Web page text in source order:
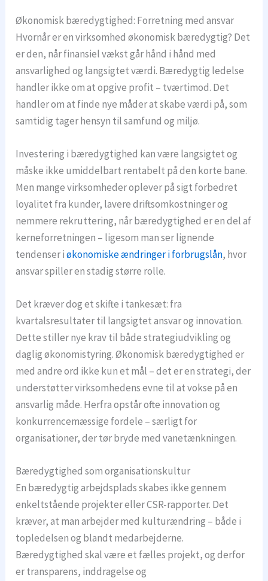
Økonomisk bæredygtighed: Forretning med ansvar
Hvornår er en virksomhed økonomisk bæredygtig? Det
er den, når finansiel vækst går hånd i hånd med
ansvarlighed og langsigtet værdi. Bæredygtig ledelse
handler ikke om at opgive profit – tværtimod. Det
handler om at finde nye måder at skabe værdi på, som
samtidig tager hensyn til samfund og miljø.
Investering i bæredygtighed kan være langsigtet og
måske ikke umiddelbart rentabelt på den korte bane.
Men mange virksomheder oplever på sigt forbedret
loyalitet fra kunder, lavere driftsomkostninger og
nemmere rekruttering, når bæredygtighed er en del af
kerneforretningen – ligesom man ser lignende
tendenser iøkonomiske ændringer i forbrugslån, hvor
ansvar spiller en stadig større rolle.
Det kræver dog et skifte i tankesæt: fra
kvartalsresultater til langsigtet ansvar og innovation.
Dette stiller nye krav til både strategiudvikling og
daglig økonomistyring. Økonomisk bæredygtighed er
med andre ord ikke kun et mål – det er en strategi, der
understøtter virksomhedens evne til at vokse på en
ansvarlig måde. Herfra opstår ofte innovation og
konkurrencemæssige fordele – særligt for
organisationer, der tør bryde med vanetænkningen.
Bæredygtighed som organisationskultur
En bæredygtig arbejdsplads skabes ikke gennem
enkeltstående projekter eller CSR-rapporter. Det
kræver, at man arbejder med kulturændring – både i
topledelsen og blandt medarbejderne.
Bæredygtighed skal være et fælles projekt, og derfor
er transparens, inddragelse og